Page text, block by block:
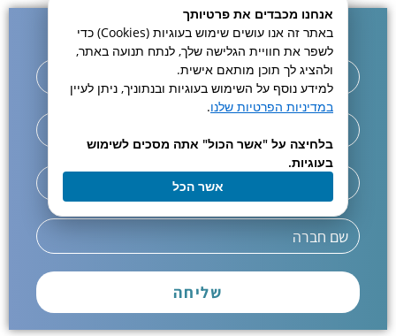
שליחה
אנחנו מכבדים את פרטיותך
באתר זה אנו עושים שימוש בעוגיות (Cookies) כדי
לשפר את חוויית הגלישה שלך, לנתח תנועה באתר,
ולהציג לך תוכן מותאם אישית.
למידע נוסף על השימוש בעוגיות ובנתוניך, ניתן לעיין
במדיניות הפרטיות שלנו.
בלחיצה על "אשר הכול" אתה מסכים לשימוש
בעוגיות.
אשר הכל